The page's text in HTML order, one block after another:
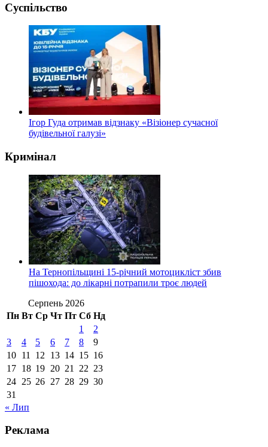
Суспільство
Ігор Гуда отримав відзнаку «Візіонер сучасної
будівельної галузі»
Кримінал
На Тернопільщині 15-річний мотоцикліст збив
пішохода: до лікарні потрапили троє людей
Серпень 2026
Пн Вт Ср Чт Пт Сб Нд
1
2
3
4 5 6 7 8
9
10 11 12 13 14 15 16
17 18 19 20 21 22 23
24 25 26 27 28 29 30
31
« Лип
Реклама